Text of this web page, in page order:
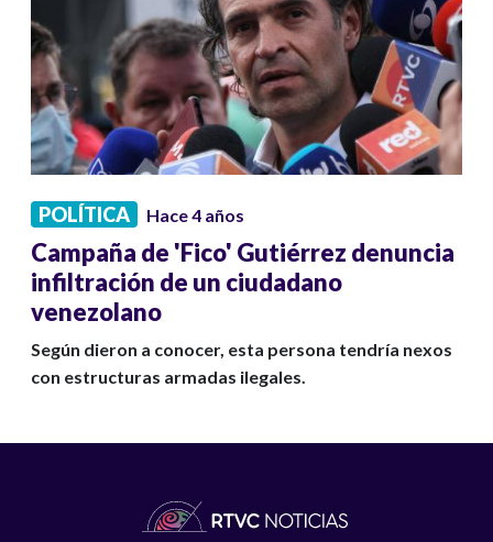
POLÍTICA Hace 4 años
Campaña de 'Fico' Gutiérrez denuncia
infiltración de un ciudadano
venezolano
Según dieron a conocer, esta persona tendría nexos
con estructuras armadas ilegales.